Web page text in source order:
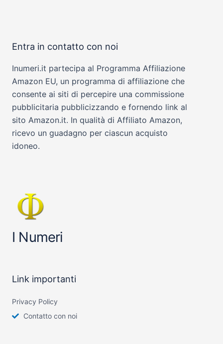
Entra in contatto con noi
Inumeri.it partecipa al Programma Affiliazione
Amazon EU, un programma di affiliazione che
consente ai siti di percepire una commissione
pubblicitaria pubblicizzando e fornendo link al
sito Amazon.it. In qualità di Affiliato Amazon,
ricevo un guadagno per ciascun acquisto
idoneo.
I Numeri
Link importanti
Privacy Policy
Contatto con noi